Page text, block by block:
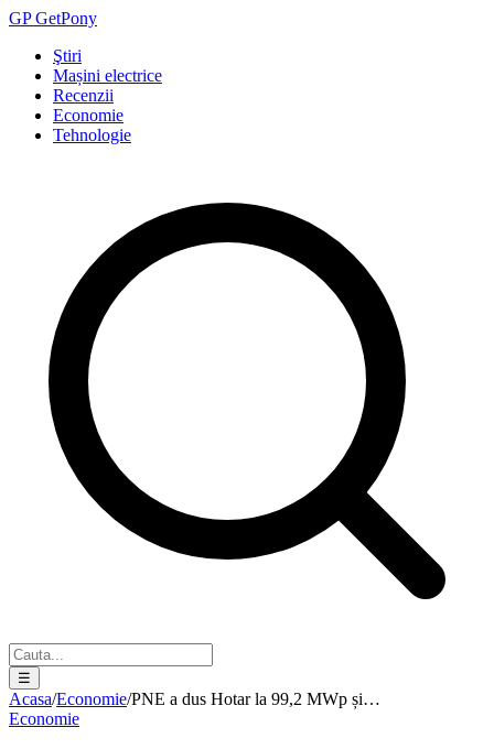
GPGetPony
Ştiri
Mașini electrice
Recenzii
Economie
Tehnologie
☰
Acasa/Economie/PNE a dus Hotar la 99,2 MWp și…
Economie